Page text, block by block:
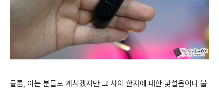
물론, 아는 분들도 계시겠지만 그 사이 한자에 대한 낯설음이나 불